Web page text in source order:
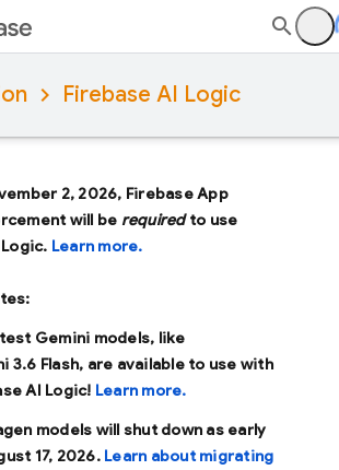
Firebase AI Logic
2, 2026, Firebase App
will be requiredto use
Learn more.
Gemini models, like
3.6 Flash, are available to use with
AI Logic! Learn more.
models will shut down as early
17, 2026. Learn about migrating